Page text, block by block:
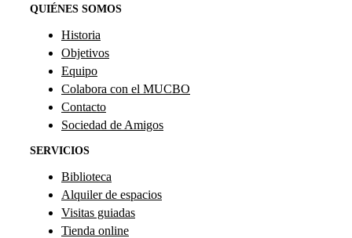
QUIÉNES SOMOS
Historia
Objetivos
Equipo
Colabora con el MUCBO
Contacto
Sociedad de Amigos
SERVICIOS
Biblioteca
Alquiler de espacios
Visitas guiadas
Tienda online